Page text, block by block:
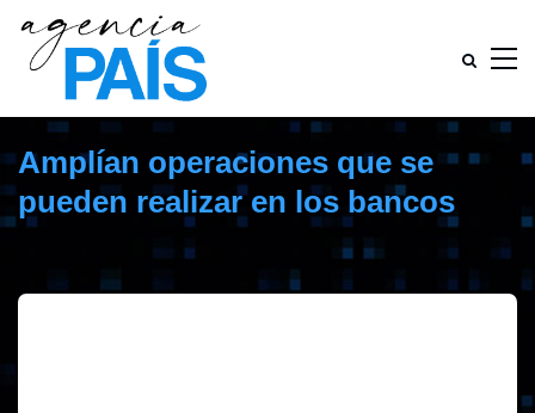
Amplían operaciones que se
pueden realizar en los bancos